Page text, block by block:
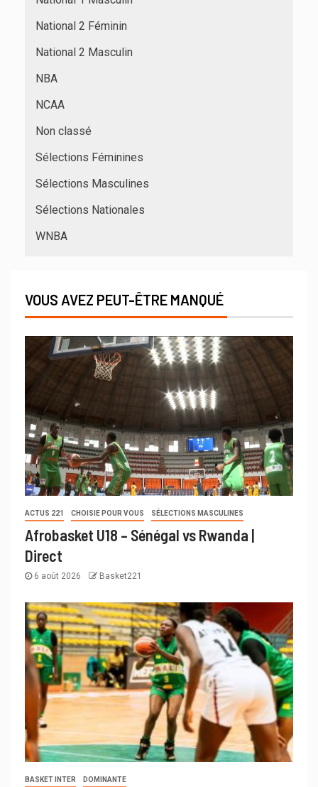
National 2 Féminin
National 2 Masculin
NBA
NCAA
Non classé
Sélections Féminines
Sélections Masculines
Sélections Nationales
WNBA
VOUS AVEZ PEUT-ÊTRE MANQUÉ
ACTUS 221 CHOISIE POUR VOUS SÉLECTIONS MASCULINES
Afrobasket U18 – Sénégal vs Rwanda |
Direct
6 août 2026 Basket221
BASKET INTER DOMINANTE